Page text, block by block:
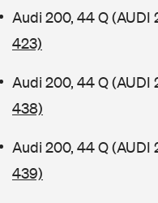
Audi 200, 44 Q (AUDI
423)
Audi 200, 44 Q (AUDI
438)
Audi 200, 44 Q (AUDI
439)